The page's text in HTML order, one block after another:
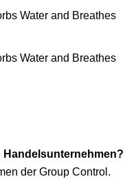
Handelsunternehmen?
der Group Control.